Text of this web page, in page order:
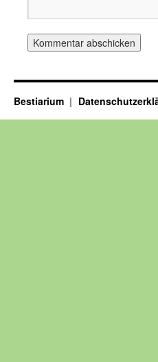
Bestiarium